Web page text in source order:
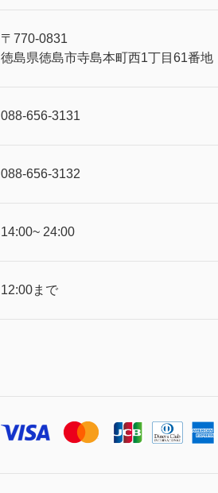
〒770-0831
徳島県徳島市寺島本町西1丁目61番地
088-656-3131
088-656-3132
14:00~ 24:00
12:00まで